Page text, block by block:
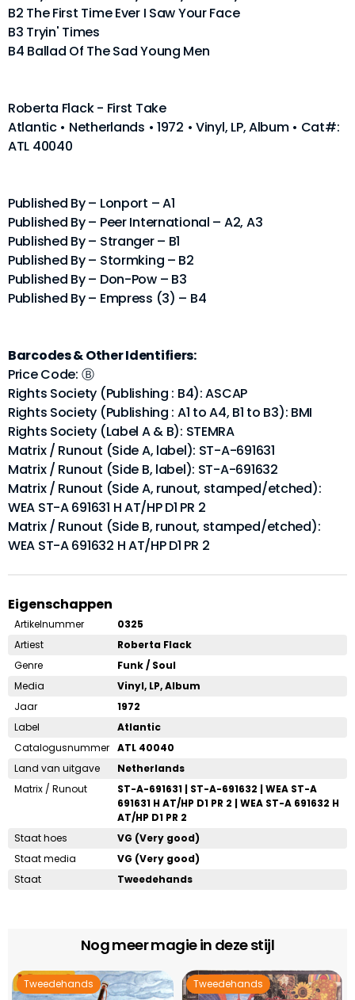
B2 The First Time Ever I Saw Your Face
B3 Tryin' Times
B4 Ballad Of The Sad Young Men
Roberta Flack - First Take
Atlantic • Netherlands • 1972 • Vinyl, LP, Album • Cat#:
ATL 40040
Published By – Lonport – A1
Published By – Peer International – A2, A3
Published By – Stranger – B1
Published By – Stormking – B2
Published By – Don-Pow – B3
Published By – Empress (3) – B4
Barcodes & Other Identifiers:
Price Code: Ⓑ
Rights Society (Publishing : B4): ASCAP
Rights Society (Publishing : A1 to A4, B1 to B3): BMI
Rights Society (Label A & B): STEMRA
Matrix / Runout (Side A, label): ST-A-691631
Matrix / Runout (Side B, label): ST-A-691632
Matrix / Runout (Side A, runout, stamped/etched):
WEA ST-A 691631 H AT/HP D1 PR 2
Matrix / Runout (Side B, runout, stamped/etched):
WEA ST-A 691632 H AT/HP D1 PR 2
Eigenschappen
Artikelnummer
0325
Artiest
Roberta Flack
Genre
Funk / Soul
Media
Vinyl, LP, Album
Jaar
1972
Label
Atlantic
Catalogusnummer ATL 40040
Land van uitgave
Netherlands
Matrix / Runout
ST-A-691631 | ST-A-691632 | WEA ST-A
691631 H AT/HP D1 PR 2 | WEA ST-A 691632 H
AT/HP D1 PR 2
Staat hoes
VG (Very good)
Staat media
VG (Very good)
Staat
Tweedehands
Nog meer magie in deze stijl
Tweedehands Tweedehands